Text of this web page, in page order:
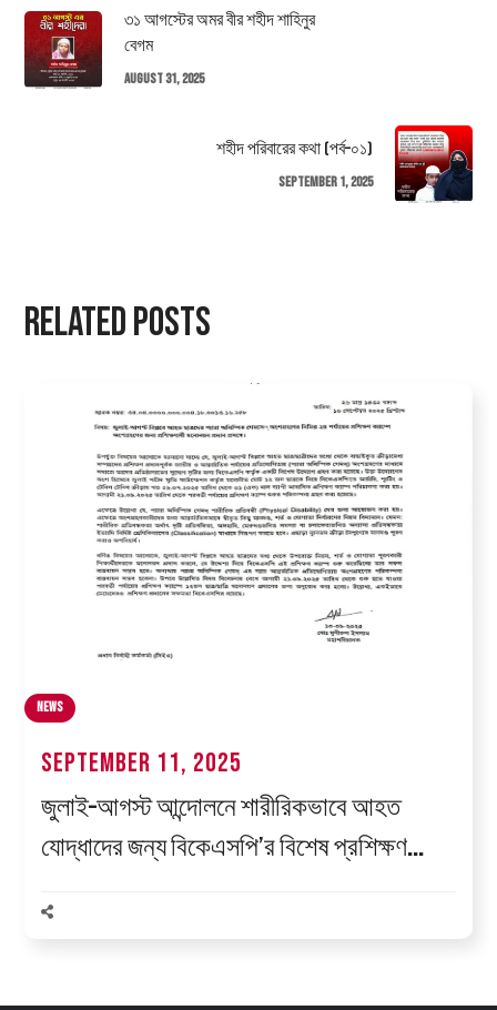
৩১ আগস্টের অমর বীর শহীদ শাহিনুর
বেগম
August 31, 2025
শহীদ পরিবারের কথা (পর্ব–০১)
September 1, 2025
Related Posts
News
September 11, 2025
জুলাই–আগস্ট আন্দোলনে শারীরিকভাবে আহত
যোদ্ধাদের জন্য বিকেএসপি’র বিশেষ প্রশিক্ষণ